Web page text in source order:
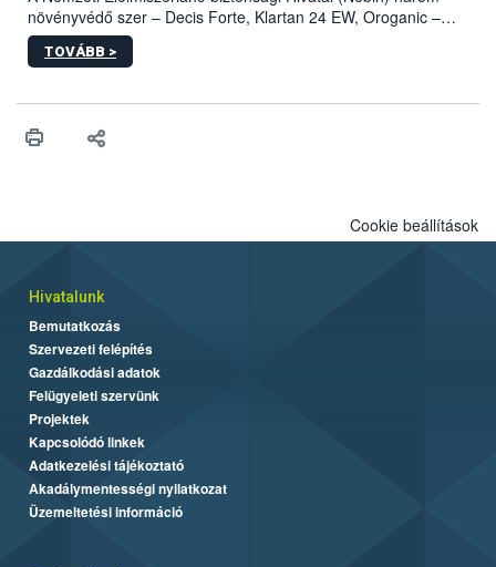
növényvédő szer – Decis Forte, Klartan 24 EW, Oroganic –
engedélyokiratát módosította, így azok a szüretet követően,
egészen a vesszőérettség (BBCH 91) stádiumáig
érésű szőlőkben is legyen lehetőség a károsító elleni további
felhasználók számára is elérhető és ökológiai termesztésben is
TOVÁBB >
Cookie beállítások
Hivatalunk
Bemutatkozás
Szervezeti felépítés
Gazdálkodási adatok
Felügyeleti szervünk
Projektek
Kapcsolódó linkek
Adatkezelési tájékoztató
Akadálymentességi nyilatkozat
Üzemeltetési információ